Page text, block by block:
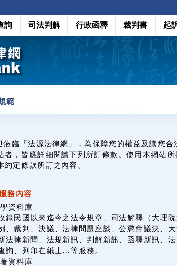
詢 司法判解 行政函釋 裁判書 起
範
蒞臨「法源法律網」，為保障您的權益及讓您
者，皆應詳細閱讀下列所訂條款。使用本網站
約定條款所訂之內容。
務內容
資料庫
錄民國以來迄今之法令規章、司法解釋（大理
、裁判、決議、法律問題座談、公懲會議決、
法律新聞、法規新訊、判解新訊、函釋新訊、
詢、列印在紙上…等服務。
資料庫